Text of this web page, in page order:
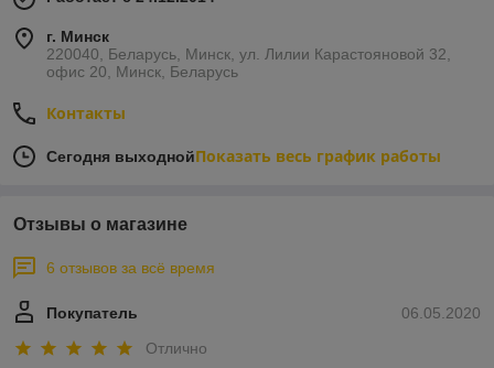
г. Минск
220040, Беларусь, Минск, ул. Лилии Карастояновой 32,
офис 20, Минск, Беларусь
Контакты
Сегодня выходнойПоказать весь график работы
Отзывы о магазине
6 отзывов за всё время
06.05.2020
Покупатель
Отлично